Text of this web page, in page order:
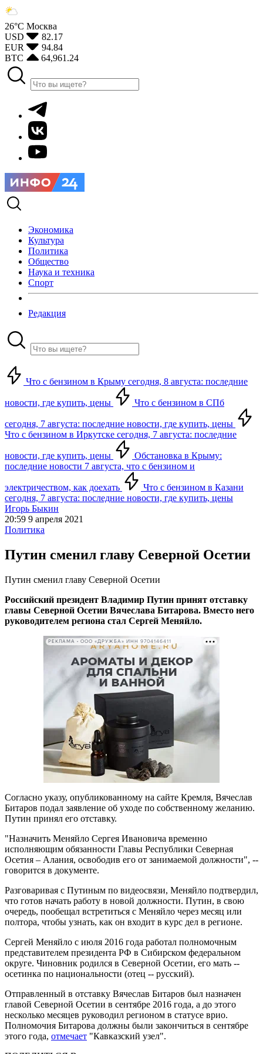
26°С Москва
USD
82.17
EUR
94.84
BTC
64,961.24
Экономика
Культура
Политика
Общество
Наука и техника
Спорт
Редакция
Что с бензином в Крыму сегодня, 8 августа: последние
новости, где купить, цены Что с бензином в СПб
сегодня, 7 августа: последние новости, где купить, цены
Что с бензином в Иркутске сегодня, 7 августа: последние
новости, где купить, цены
Обстановка в Крыму:
последние новости 7 августа, что с бензином и
электричеством, как доехать
Что с бензином в Казани
сегодня, 7 августа: последние новости, где купить, цены
Игорь Быкин
20:59 9 апреля 2021
Политика
Путин сменил главу Северной Осетии
Путин сменил главу Северной Осетии
Российский президент Владимир Путин принят отставку
главы Северной Осетии Вячеслава Битарова. Вместо него
руководителем региона стал Сергей Меняйло.
РЕКЛАМА • ООО «ДРУЖБА» ИНН 9704146411
Согласно указу, опубликованному на сайте Кремля, Вячеслав
Битаров подал заявление об уходе по собственному желанию.
Путин принял его отставку.
"Назначить Меняйло Сергея Ивановича временно
исполняющим обязанности Главы Республики Северная
Осетия – Алания, освободив его от занимаемой должности", --
говорится в документе.
Разговаривая с Путиным по видеосвязи, Меняйло подтвердил,
что готов начать работу в новой должности. Путин, в свою
очередь, пообещал встретиться с Меняйло через месяц или
полтора, чтобы узнать, как он входит в курс дел в регионе.
Сергей Меняйло с июля 2016 года работал полномочным
представителем президента РФ в Сибирском федеральном
округе. Чиновник родился в Северной Осетии, его мать --
осетинка по национальности (отец -- русский).
Отправленный в отставку Вячеслав Битаров был назначен
главой Северной Осетии в сентябре 2016 года, а до этого
несколько месяцев руководил регионом в статусе врио.
Полномочия Битарова должны были закончиться в сентябре
этого года, отмечает "Кавказский узел".